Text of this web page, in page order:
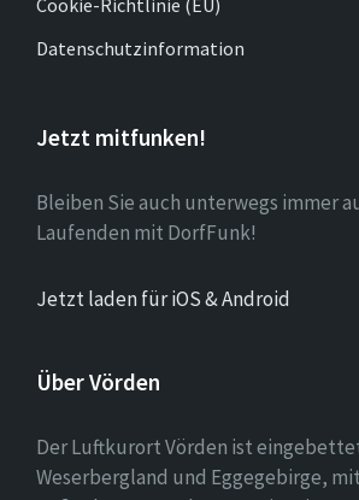
Datenschutzinformation
Jetzt mitfunken!
Bleiben Sie auch unterwegs immer
Laufenden mit DorfFunk!
Jetzt laden für iOS & Android
Über Vörden
Der Luftkurort Vörden ist
Weserbergland und Eggegebirge,